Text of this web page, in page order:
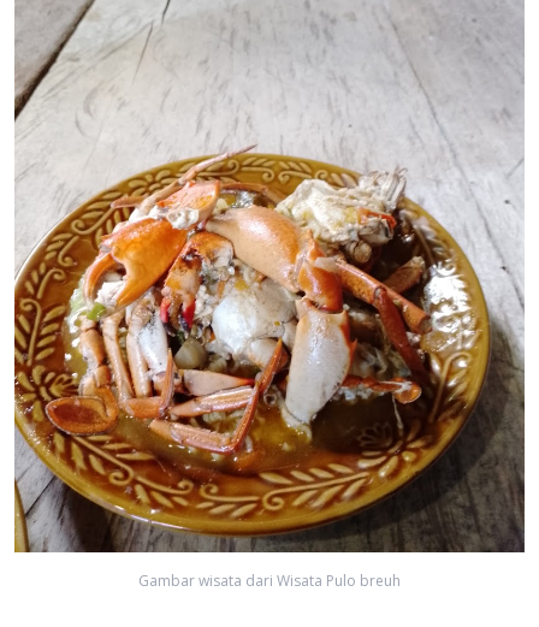
Gambar wisata dari Wisata Pulo breuh